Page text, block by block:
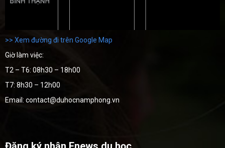
>> Xem đường đi trên Google Map
Giờ làm việc:
T2 – T6: 08h30 – 18h00
T7: 8h30 – 12h00
Email: contact@duhocnamphong.vn